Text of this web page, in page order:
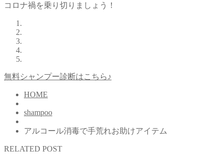
コロナ禍を乗り切りましょう！
無料シャンプー診断はこちら♪
HOME
shampoo
アルコール消毒で手荒れお助けアイテム
RELATED POST